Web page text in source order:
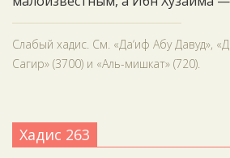
Слабый хадис. См. «Да‘иф Абу Давуд»,
Сагир» (3700) и «Аль-мишкат» (720).
Хадис 263